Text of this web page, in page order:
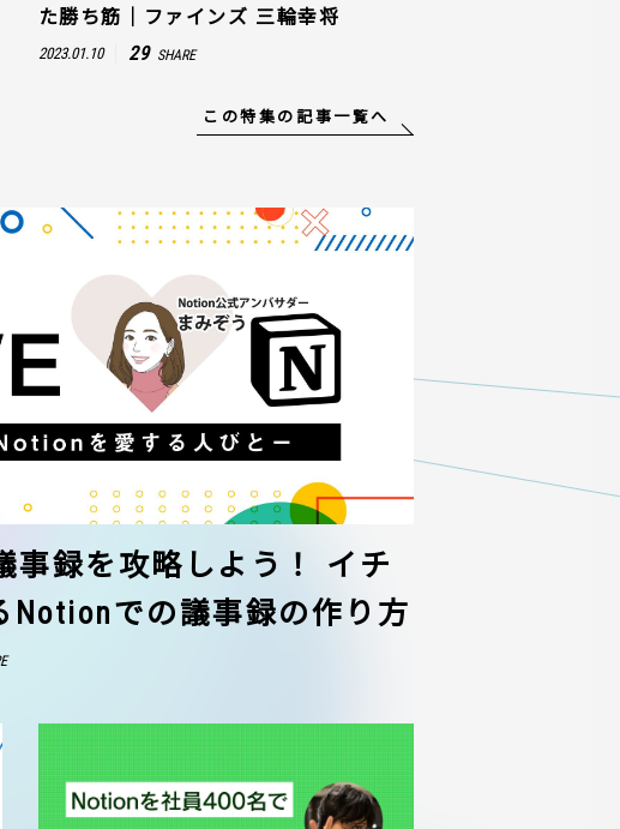
た勝ち筋｜ファインズ 三輪幸将
2023.01.10 29 SHARE
この特集の記事一覧へ
事録を攻略しよう！ イチ
Notionでの議事録の作り方